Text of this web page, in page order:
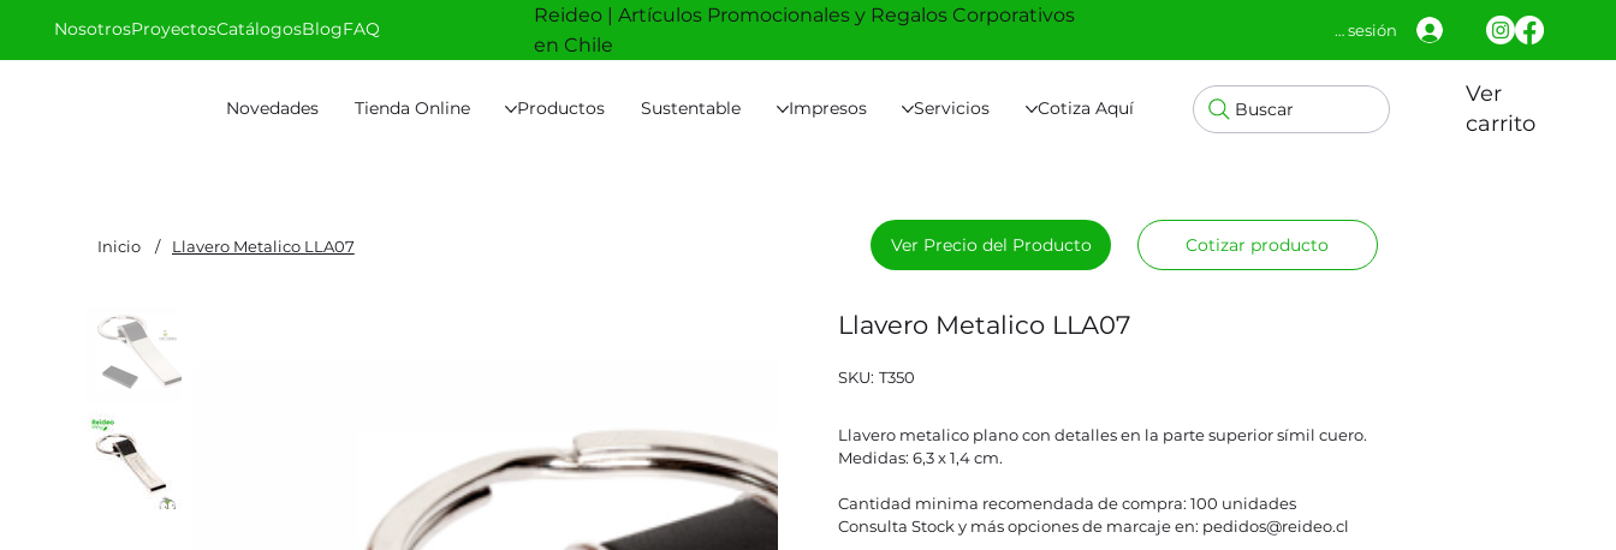
Novedades Tienda Online Productos Sustentable Impresos Servicios Cotiza Aquí Buscar
Ver
carrito
NosotrosProyectosCatálogosBlogFAQ
Reideo | Artículos Promocionales y Regalos Corporativos
en Chile
Iniciar sesión
Inicio / Llavero Metalico LLA07
Llavero Metalico LLA07
SKU: SKU
T350
T350
Llavero metalico plano con detalles en la parte superior símil cuero.
Medidas: 6,3 x 1,4 cm.
Cantidad minima recomendada de compra: 100 unidades
Consulta Stock y más opciones de marcaje en: pedidos@reideo.cl
Ver Precio del Producto Cotizar producto